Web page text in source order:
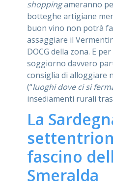
shoppingameranno
botteghe artigiane
buon vino non potrà
assaggiare il
DOCG della zona. E
soggiorno davvero
consiglia di alloggiare
(“luoghi dove ci si
insediamenti rurali
La
fascino
Smeralda